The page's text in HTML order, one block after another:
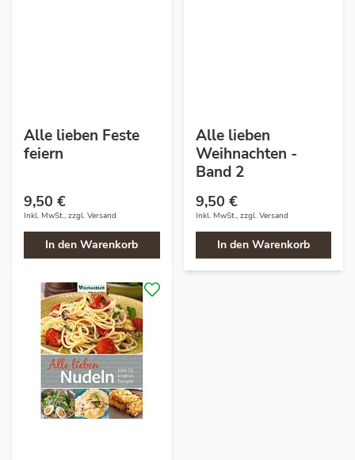
Alle lieben Feste
feiern
9,50 €
Inkl. MwSt., zzgl. Versand
In den Warenkorb
Alle lieben
Weihnachten -
Band 2
9,50 €
Inkl. MwSt., zzgl. Versand
In den Warenkorb